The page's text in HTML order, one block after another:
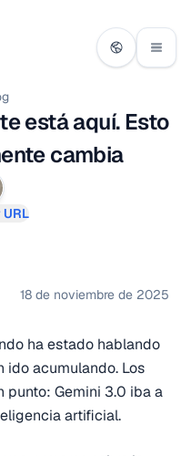
está aquí. Esto
cambia
18 de noviembre de 2025
ha estado hablando
ido acumulando. Los
punto: Gemini 3.0 iba a
artificial.